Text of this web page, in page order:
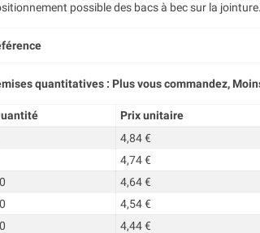
possible des bacs à bec sur la jointure.
quantitatives : Plus vous commandez,
Prix unitaire
4,84 €
4,74 €
4,64 €
4,54 €
4,44 €